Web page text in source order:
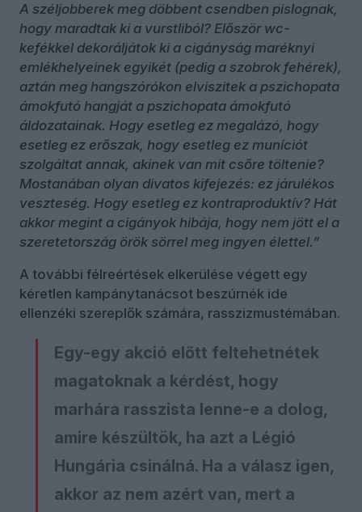
A széljobberek meg döbbent csendben pislognak,
hogy maradtak ki a vurstliból? Először wc-
kefékkel dekoráljátok ki a cigányság maréknyi
emlékhelyeinek egyikét (pedig a szobrok fehérek),
aztán meg hangszórókon elviszitek a pszichopata
ámokfutó hangját a pszichopata ámokfutó
áldozatainak. Hogy esetleg ez megalázó, hogy
esetleg ez erőszak, hogy esetleg ez muníciót
szolgáltat annak, akinek van mit csőre töltenie?
Mostanában olyan divatos kifejezés: ez járulékos
veszteség. Hogy esetleg ez kontraproduktív? Hát
akkor megint a cigányok hibája, hogy nem jött el a
szeretetország örök sörrel meg ingyen élettel.”
A további félreértések elkerülése végett egy
kéretlen kampánytanácsot beszúrnék ide
ellenzéki szereplők számára, rasszizmustémában.
Egy-egy akció előtt feltehetnétek
magatoknak a kérdést, hogy
marhára rasszista lenne-e a dolog,
amire készültök, ha azt a Légió
Hungária csinálná. Ha a válasz igen,
akkor az nem azért van, mert a